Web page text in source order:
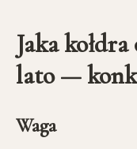
Jaka
lato —
Waga